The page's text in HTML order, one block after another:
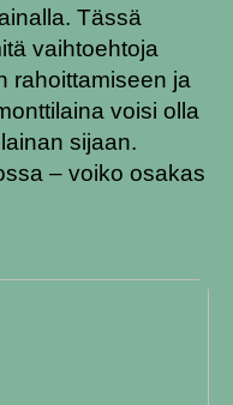
Tässä
vaihtoehtoja
rahoittamiseen ja
voisi olla
sijaan.
– voiko osakas